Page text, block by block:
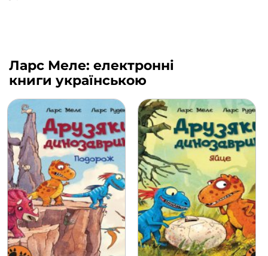
Ларс Меле: електронні
книги українською